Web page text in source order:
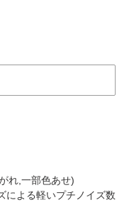
れ,一部色あせ)
による軽いプチノイズ数